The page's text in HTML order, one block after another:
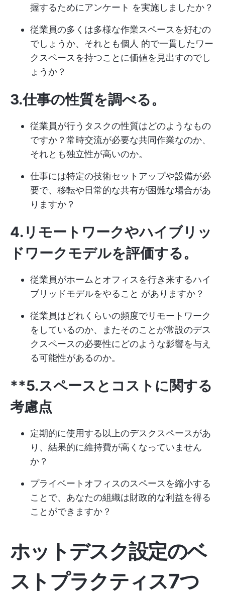
握するためにアンケート を実施しましたか？
従業員の多くは多様な作業スペースを好むの
でしょうか、それとも個人 的で一貫したワー
クスペースを持つことに価値を見出すのでし
ょうか？
3.仕事の性質を調べる。
従業員が行うタスクの性質はどのようなもの
ですか？常時交流が必要な共同作業なのか、
それとも独立性が高いのか。
仕事には特定の技術セットアップや設備が必
要で、移転や日常的な共有が困難な場合があ
りますか？
4.リモートワークやハイブリッ
ドワークモデルを評価する。
従業員がホームとオフィスを行き来するハイ
ブリッドモデルをやること がありますか？
従業員はどれくらいの頻度でリモートワーク
をしているのか、またそのことが常設のデス
クスペースの必要性にどのような影響を与え
る可能性があるのか。
**5.スペースとコストに関する
考慮点
定期的に使用する以上のデスクスペースがあ
り、結果的に維持費が高くなっていません
か？
プライベートオフィスのスペースを縮小する
ことで、あなたの組織は財政的な利益を得る
ことができますか？
ホットデスク設定のベ
ストプラクティス7つ